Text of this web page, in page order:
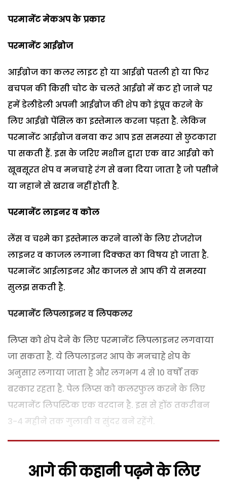
परमानेंट मेकअप के प्रकार
परमानेंट आईब्रोज
आईब्रोज का कलर लाइट हो या आईब्रो पतली हो या फिर
बचपन की किसी चोट के चलते आईब्रो में कट हो जाने पर
हमें डेलीडेली अपनी आईब्रोज की शेप को इंप्रूव करने के
लिए आईब्रो पेंसिल का इस्तेमाल करना पड़ता है. लेकिन
परमानेंट आईब्रोज बनवा कर आप इस समस्या से छुटकारा
पा सकती हैं. इस के जरिए मशीन द्वारा एक बार आईब्रो को
खूबसूरत शेप व मनचाहे रंग से बना दिया जाता है जो पसीने
या नहाने से खराब नहीं होती है.
परमानेंट लाइनर व कोल
लेंस व चश्मे का इस्तेमाल करने वालों के लिए रोजरोज
लाइनर व काजल लगाना दिक्कत का विषय हो जाता है.
परमानेंट आईलाइनर और काजल से आप की ये समस्या
सुलझ सकती है.
परमानेंट लिपलाइनर व लिपकलर
लिप्स को शेप देने के लिए परमानेंट लिपलाइनर लगवाया
जा सकता है. ये लिपलाइनर आप के मनचाहे शेप के
अनुसार लगाया जाता है और लगभग 4 से 10 वर्षों तक
बरकार रहता है. पेल लिप्स को कलरफुल करने के लिए
परमानेंट लिपस्टिक एक वरदान है. इस से होंठ तकरीबन
3-4 महीने तक गुलाबी व सुंदर बने रहेंगे.
आगे की कहानी पढ़ने के लिए